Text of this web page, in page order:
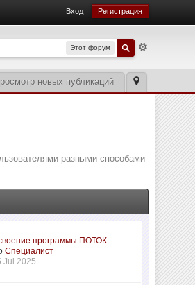
Вход Регистрация
Этот форум
новых публикаций
разными способами
программы ПОТОК -...
Специалист
Jul 2025